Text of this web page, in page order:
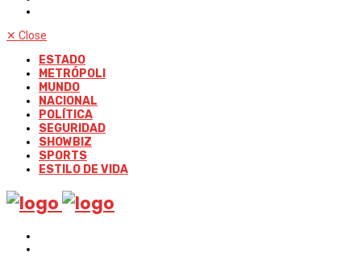
✕ Close
ESTADO
METRÓPOLI
MUNDO
NACIONAL
POLÍTICA
SEGURIDAD
SHOWBIZ
SPORTS
ESTILO DE VIDA